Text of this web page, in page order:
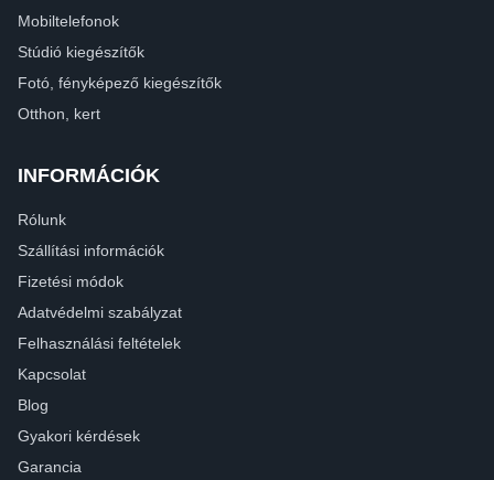
Mobiltelefonok
Stúdió kiegészítők
Fotó, fényképező kiegészítők
Otthon, kert
INFORMÁCIÓK
Rólunk
Szállítási információk
Fizetési módok
Adatvédelmi szabályzat
Felhasználási feltételek
Kapcsolat
Blog
Gyakori kérdések
Garancia